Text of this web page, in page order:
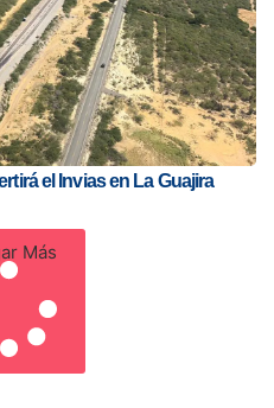
el Invias en La Guajira
Más